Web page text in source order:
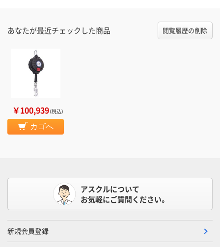
あなたが最近チェックした商品 閲覧履歴の削除
￥100,939（税込）
カゴへ
アスクルについて
お気軽にご質問ください。
新規会員登録